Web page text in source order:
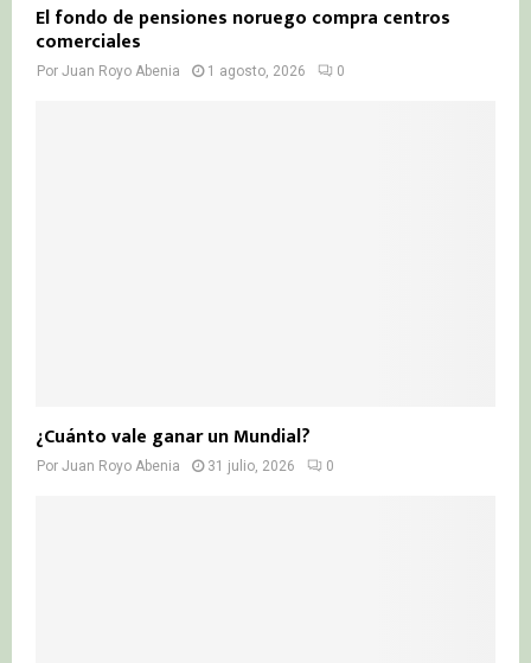
El fondo de pensiones noruego compra centros
comerciales
Por Juan Royo Abenia 1 agosto, 2026 0
¿Cuánto vale ganar un Mundial?
Por Juan Royo Abenia 31 julio, 2026 0